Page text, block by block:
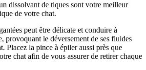
dissolvant de tiques sont votre meilleur
de votre chat.
peut être délicate et conduire à
provoquant le déversement de ses fluides
Placez la pince à épiler aussi près que
chat afin de vous assurer de retirer chaque